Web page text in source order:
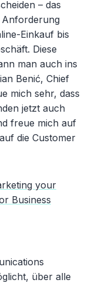
– das
Anforderung
Einkauf bis
Diese
man auch ins
Benić, Chief
mich sehr, dass
jetzt auch
freue mich auf
die Customer
your
Business
über alle